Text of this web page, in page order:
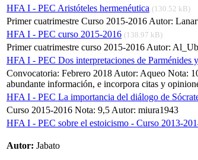
HFA I - PEC Aristóteles hermenéutica (130.52 kB)
Primer cuatrimestre Curso 2015-2016 Autor:
HFA I - PEC curso 2015-2016 (138.97 kB)
Primer cuatrimestre curso 2015-2016 Autor:
HFA I - PEC Dos interpretaciones de Parménides
Convocatoria: Febrero 2018 Autor: Aqueo Nota:
abundante información, e incorpora citas y
HFA I - PEC La importancia del diálogo de
Curso 2015-2016 Nota: 9,5 Autor: miura1943
HFA I - PEC sobre el estoicismo - Curso 2013-
Autor: Jabato